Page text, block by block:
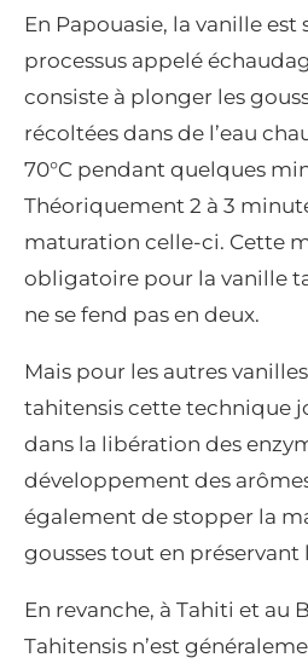
En Papouasie, la vanille est
processus appelé
consiste à plonger les
récoltées dans de l’eau
70°C pendant quelques
Théoriquement 2 à 3
maturation celle-ci. Cette
obligatoire pour la vanille
ne se fend pas en deux.
Mais pour les autres
tahitensis cette technique
dans la libération des
développement des
également de stopper la
gousses tout en préservant
En revanche, à Tahiti et au
Tahitensis n’est